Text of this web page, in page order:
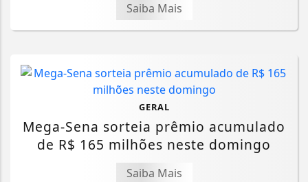
Saiba Mais
GERAL
Mega-Sena sorteia prêmio acumulado
de R$ 165 milhões neste domingo
Saiba Mais